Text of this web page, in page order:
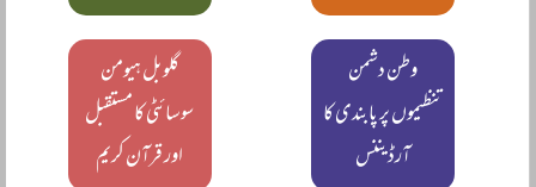
وطن دشمن
تنظیموں پر پابندی کا
آرڈیننس
گلوبل ہیومن
سوسائٹی کا مستقبل
اور قرآن کریم